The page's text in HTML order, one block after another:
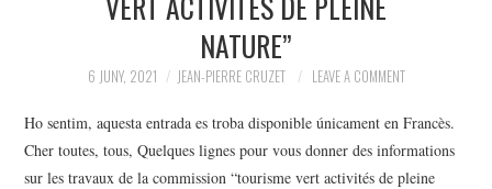
NATURE”
6 JUNY, 2021 JEAN-PIERRE CRUZET LEAVE A COMMENT
Ho sentim, aquesta entrada es troba disponible únicament en Francès.
Cher toutes, tous, Quelques lignes pour vous donner des informations
sur les travaux de la commission “tourisme vert activités de pleine